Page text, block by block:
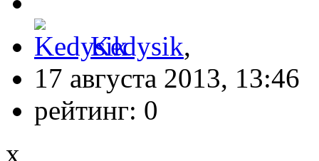
Kedysik,
17 августа 2013, 13:46
рейтинг: 0
x